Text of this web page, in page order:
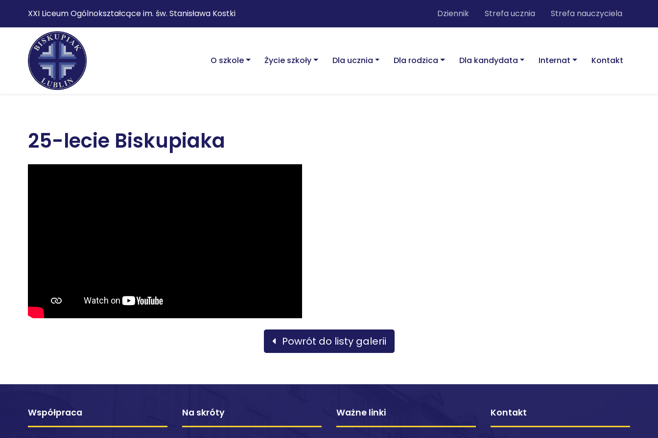
XXI Liceum Ogólnokształcące im. św. Stanisława Kostki Dziennik Strefa ucznia Strefa nauczyciela
O szkole Życie szkoły Dla ucznia Dla rodzica Dla kandydata Internat Kontakt
25-lecie Biskupiaka
Powrót do listy galerii
Współpraca Na skróty Ważne linki Kontakt